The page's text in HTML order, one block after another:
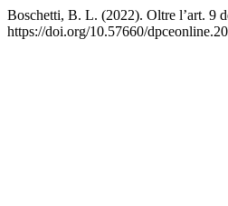
Boschetti, B. L. (2022). Oltre l’art. 9
https://doi.org/10.57660/